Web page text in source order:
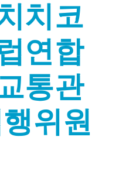
치코
연합
통관
위원